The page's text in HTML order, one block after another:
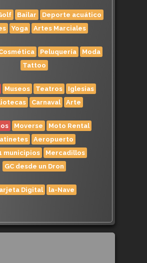
Bailar
Deporte acuático
Yoga Artes Marciales
Peluquería
Moda
Tattoo
Museos Teatros
Iglesias
Carnaval Arte
Moverse
Moto Rental
Aeropuerto
municipios
Mercadillos
GC desde un Dron
Digital la-Nave